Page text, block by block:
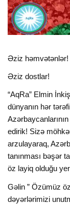
Əziz həmvətənlər!
Əziz dostlar!
“AqRa” Elmin
dünyanın hər
edirik! Sizə
arzulayaraq,
tanınması bəşər
öz layiq olduğu
Gəlin ” Özümüz
dəyərlərimizi